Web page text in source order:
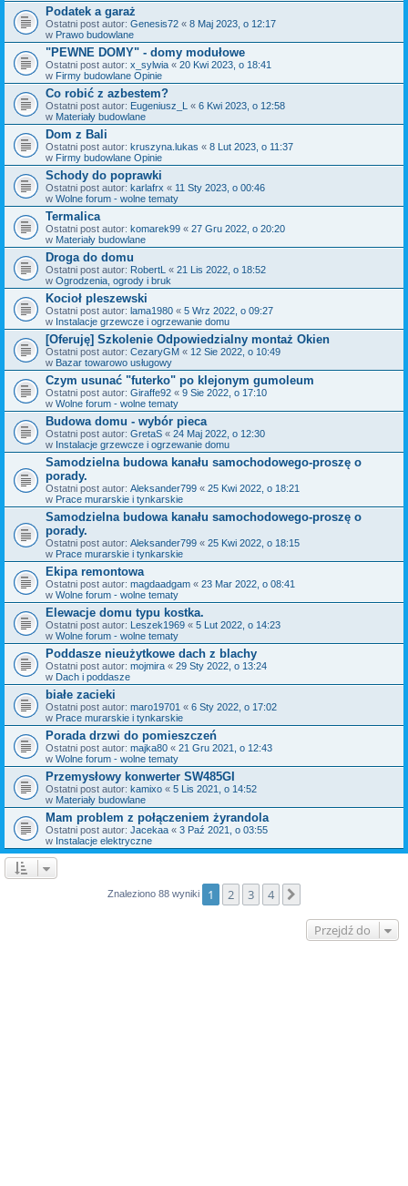
Podatek a garaż
Ostatni post autor: Genesis72 « 8 Maj 2023, o 12:17
w Prawo budowlane
"PEWNE DOMY" - domy modułowe
Ostatni post autor: x_sylwia « 20 Kwi 2023, o 18:41
w Firmy budowlane Opinie
Co robić z azbestem?
Ostatni post autor: Eugeniusz_L « 6 Kwi 2023, o 12:58
w Materiały budowlane
Dom z Bali
Ostatni post autor: kruszyna.lukas « 8 Lut 2023, o 11:37
w Firmy budowlane Opinie
Schody do poprawki
Ostatni post autor: karlafrx « 11 Sty 2023, o 00:46
w Wolne forum - wolne tematy
Termalica
Ostatni post autor: komarek99 « 27 Gru 2022, o 20:20
w Materiały budowlane
Droga do domu
Ostatni post autor: RobertL « 21 Lis 2022, o 18:52
w Ogrodzenia, ogrody i bruk
Kocioł pleszewski
Ostatni post autor: lama1980 « 5 Wrz 2022, o 09:27
w Instalacje grzewcze i ogrzewanie domu
[Oferuję] Szkolenie Odpowiedzialny montaż Okien
Ostatni post autor: CezaryGM « 12 Sie 2022, o 10:49
w Bazar towarowo usługowy
Czym usunać "futerko" po klejonym gumoleum
Ostatni post autor: Giraffe92 « 9 Sie 2022, o 17:10
w Wolne forum - wolne tematy
Budowa domu - wybór pieca
Ostatni post autor: GretaS « 24 Maj 2022, o 12:30
w Instalacje grzewcze i ogrzewanie domu
Samodzielna budowa kanału samochodowego-proszę o
porady.
Ostatni post autor: Aleksander799 « 25 Kwi 2022, o 18:21
w Prace murarskie i tynkarskie
Samodzielna budowa kanału samochodowego-proszę o
porady.
Ostatni post autor: Aleksander799 « 25 Kwi 2022, o 18:15
w Prace murarskie i tynkarskie
Ekipa remontowa
Ostatni post autor: magdaadgam « 23 Mar 2022, o 08:41
w Wolne forum - wolne tematy
Elewacje domu typu kostka.
Ostatni post autor: Leszek1969 « 5 Lut 2022, o 14:23
w Wolne forum - wolne tematy
Poddasze nieużytkowe dach z blachy
Ostatni post autor: mojmira « 29 Sty 2022, o 13:24
w Dach i poddasze
białe zacieki
Ostatni post autor: maro19701 « 6 Sty 2022, o 17:02
w Prace murarskie i tynkarskie
Porada drzwi do pomieszczeń
Ostatni post autor: majka80 « 21 Gru 2021, o 12:43
w Wolne forum - wolne tematy
Przemysłowy konwerter SW485GI
Ostatni post autor: kamixo « 5 Lis 2021, o 14:52
w Materiały budowlane
Mam problem z połączeniem żyrandola
Ostatni post autor: Jacekaa « 3 Paź 2021, o 03:55
w Instalacje elektryczne
Znaleziono 88 wyniki 1 2 3 4
Przejdź do